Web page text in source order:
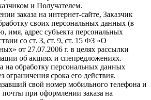
и Получателем.
заказа на интернет-сайте, Заказчик
своих персональных данных (в
имя, адрес субъекта персональных
со ст. 3, ст. 9, ст. 15 ФЗ «О
от 27.07.2006 г. в целях рассылки
об акциях и спепредложениях.
на обработку персональных данных
ограничения срока его действия.
свой номер мобильного телефона и
почты при оформлении заказа на